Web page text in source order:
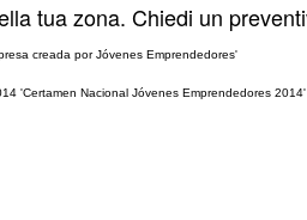
tua zona. Chiedi un